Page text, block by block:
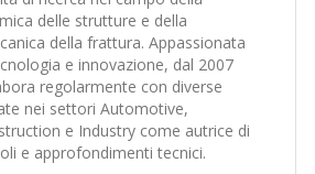
delle strutture e della
della frattura. Appassionata
e innovazione, dal 2007
regolarmente con diverse
nei settori Automotive,
e Industry come autrice di
e approfondimenti tecnici.